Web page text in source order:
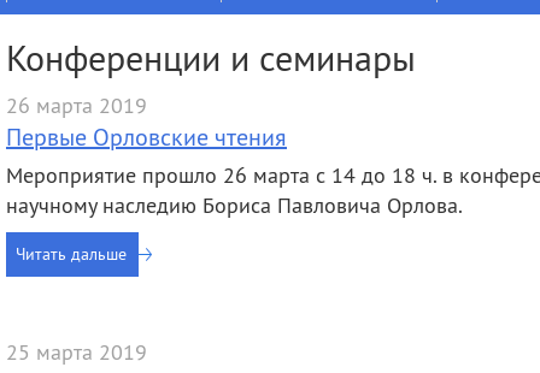
Официальные документы
История
Руководство
Научные подразделения
Прочие подразделения
Издательская
деятельность
исследований
Прикладные разработки
Гранты
Научные школы
Целевое
Конференции и семинары
26 марта 2019
Первые Орловские чтения
Мероприятие прошло 26 марта с 14 до 18 ч. в
научному наследию Бориса Павловича Орлова.
Читать дальше
25 марта 2019